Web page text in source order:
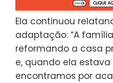
Ela continuou
adaptação: “A
reformando a casa
e, quando ela estava
encontramos por